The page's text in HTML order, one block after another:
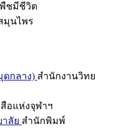
ชมีชีวิต
นไพร
ดกลาง) สำนักงานวิทย
อแห่งจุฬาฯ
ลัย สำนักพิมพ์